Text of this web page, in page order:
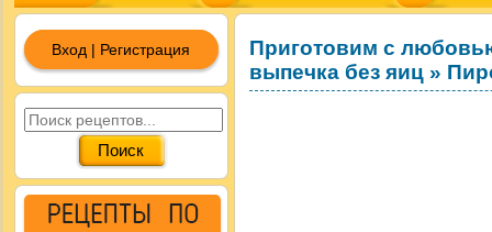
Приготовим с
выпечка без яиц »
Вход | Регистрация